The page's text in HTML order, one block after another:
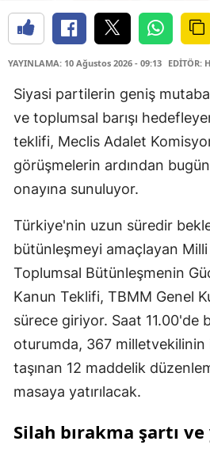
YAYINLAMA: 10 Ağustos 2026 - 09:13 EDİTÖR:
Siyasi partilerin geniş
ve toplumsal barışı
teklifi, Meclis Adalet
görüşmelerin ardından
onayına sunuluyor.
Türkiye'nin uzun süredir
bütünleşmeyi amaçlayan Milli
Toplumsal Bütünleşmenin
Kanun Teklifi, TBMM Genel
sürece giriyor. Saat 11.00'de
oturumda, 367 milletvekilinin
taşınan 12 maddelik
masaya yatırılacak.
Silah bırakma şartı